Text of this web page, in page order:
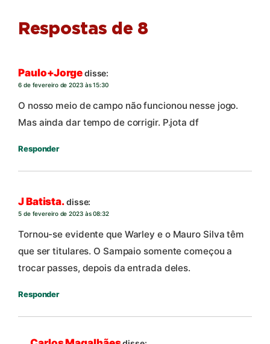
Respostas de 8
Paulo+Jorgedisse:
6 de fevereiro de 2023 às 15:30
O nosso meio de campo não funcionou nesse jogo.
Mas ainda dar tempo de corrigir. P.jota df
Responder
J Batista.disse:
5 de fevereiro de 2023 às 08:32
Tornou-se evidente que Warley e o Mauro Silva têm
que ser titulares. O Sampaio somente começou a
trocar passes, depois da entrada deles.
Responder